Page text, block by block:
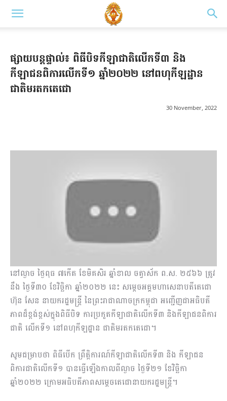
ផ្សាយបន្តផ្ទាល់៖ ពិធីបិទកីឡាជាតិលើកទី៣ និង
កីឡាជនពិការលើកទី១ ឆ្នាំ២០២២ នៅពហុកីឡដ្ឋាន
ជាតិមរតកតេជោ
30 November, 2022
នៅល្ងាច ថ្ងៃពុធ ៧កើត ខែមិគសិរ ឆ្នាំខាល ចត្វាស័ក ព.ស. ២៥៦៦ ត្រូវ
នឹង ថ្ងៃទី៣០ ខែវិច្ឆិកា ឆ្នាំ២០២២ នេះ សម្តេចអគ្គមហាសេនាបតីតេជោ
ហ៊ុន សែន នាយករដ្ឋមន្ត្រី នៃព្រះរាជាណាចក្រកម្ពុជា អញ្ជើញជាអធិបតី
ភាពដ៏ខ្ពង់ខ្ពស់ក្នុងពិធីបិទ ការប្រកួតកីឡាជាតិលើកទី៣ និងកីឡាជនពិការ
ជាតិ លើកទី១ នៅពហុកីឡដ្ឋាន ជាតិមរតកតេជោ។
សូមជម្រាបថា ពិធីបើក ព្រឹត្តិការណ៍កីឡាជាតិលើកទី៣ និង កីឡាជន
ពិការជាតិលើកទី១ បានធ្វើឡើងកាលពីល្ងាច ថ្ងៃទី២១ ខែវិច្ឆិកា
ឆ្នាំ២០២២ ក្រោមអធិបតីភាពសម្តេចតេជោនាយករដ្ឋមន្ត្រី។